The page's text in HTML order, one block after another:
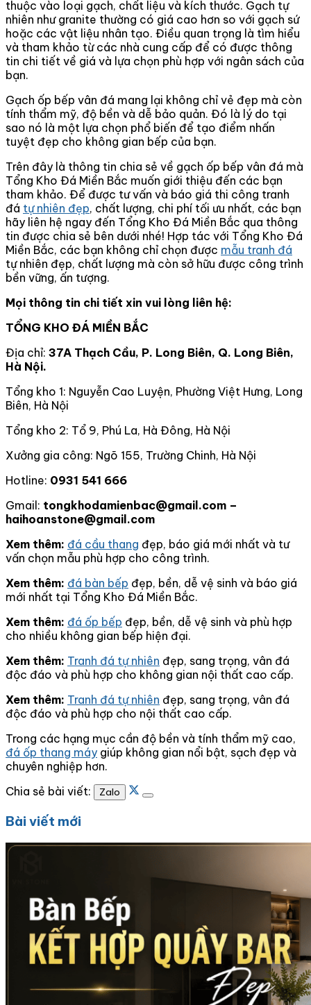
thuộc vào loại gạch, chất liệu và kích thước. Gạch tự
nhiên như granite thường có giá cao hơn so với gạch sứ
hoặc các vật liệu nhân tạo. Điều quan trọng là tìm hiểu
và tham khảo từ các nhà cung cấp để có được thông
tin chi tiết về giá và lựa chọn phù hợp với ngân sách của
bạn.
Gạch ốp bếp vân đá mang lại không chỉ vẻ đẹp mà còn
tính thẩm mỹ, độ bền và dễ bảo quản. Đó là lý do tại
sao nó là một lựa chọn phổ biến để tạo điểm nhấn
tuyệt đẹp cho không gian bếp của bạn.
Trên đây là thông tin chia sẻ về gạch ốp bếp vân đá mà
Tổng Kho Đá Miền Bắc muốn giới thiệu đến các bạn
tham khảo. Để được tư vấn và báo giá thi công tranh
đá tự nhiên đẹp, chất lượng, chi phí tối ưu nhất, các bạn
hãy liên hệ ngay đến Tổng Kho Đá Miền Bắc qua thông
tin được chia sẻ bên dưới nhé! Hợp tác với Tổng Kho Đá
Miền Bắc, các bạn không chỉ chọn được mẫu tranh đá
tự nhiên đẹp, chất lượng mà còn sở hữu được công trình
bền vững, ấn tượng.
Mọi thông tin chi tiết xin vui lòng liên hệ:
TỔNG KHO ĐÁ MIỀN BẮC
Địa chỉ: 37A Thạch Cầu, P. Long Biên, Q. Long Biên,
Hà Nội.
Tổng kho 1: Nguyễn Cao Luyện, Phường Việt Hưng, Long
Biên, Hà Nội
Tổng kho 2: Tổ 9, Phú La, Hà Đông, Hà Nội
Xưởng gia công: Ngõ 155, Trường Chinh, Hà Nội
Hotline: 0931 541 666
Gmail: tongkhodamienbac@gmail.com –
haihoanstone@gmail.com
Xem thêm: đá cầu thang đẹp, báo giá mới nhất và tư
vấn chọn mẫu phù hợp cho công trình.
Xem thêm: đá bàn bếp đẹp, bền, dễ vệ sinh và báo giá
mới nhất tại Tổng Kho Đá Miền Bắc.
Xem thêm: đá ốp bếp đẹp, bền, dễ vệ sinh và phù hợp
cho nhiều không gian bếp hiện đại.
Xem thêm: Tranh đá tự nhiên đẹp, sang trọng, vân đá
độc đáo và phù hợp cho không gian nội thất cao cấp.
Xem thêm: Tranh đá tự nhiên đẹp, sang trọng, vân đá
độc đáo và phù hợp cho nội thất cao cấp.
Trong các hạng mục cần độ bền và tính thẩm mỹ cao,
đá ốp thang máy giúp không gian nổi bật, sạch đẹp và
chuyên nghiệp hơn.
Chia sẻ bài viết:
Zalo
Bài viết mới